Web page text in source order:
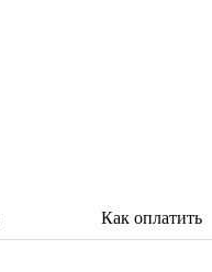
Как оплатить